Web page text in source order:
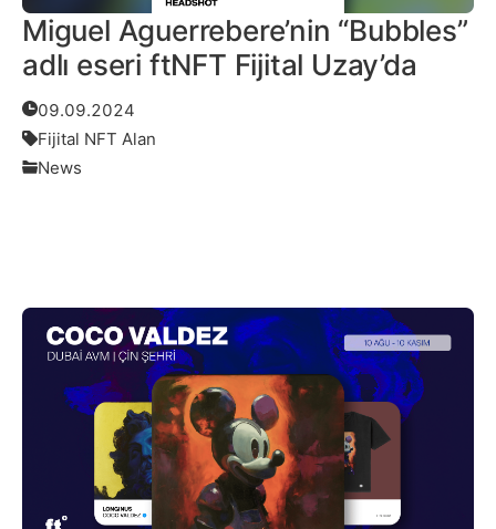
Miguel Aguerrebere’nin “Bubbles”
adlı eseri ftNFT Fijital Uzay’da
09.09.2024
Fijital NFT Alan
News